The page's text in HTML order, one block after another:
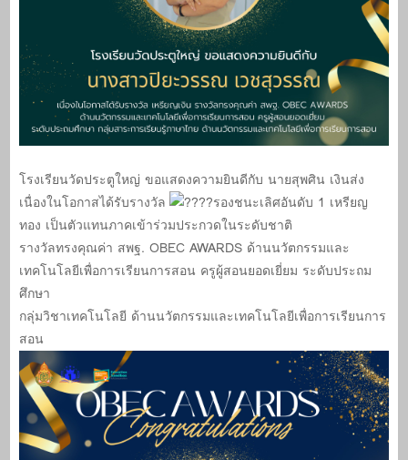
โรงเรียนวัดประตูใหญ่ ขอแสดงความยินดีกับ นายสุพศิน เงินส่ง
เนื่องในโอกาสได้รับรางวัล
รองชนะเลิศอันดับ 1 เหรียญ
ทอง เป็นตัวแทนภาคเข้าร่วมประกวดในระดับชาติ
รางวัลทรงคุณค่า สพฐ. OBEC AWARDS ด้านนวัตกรรมและ
เทคโนโลยีเพื่อการเรียนการสอน ครูผู้สอนยอดเยี่ยม ระดับประถม
ศึกษา
กลุ่มวิชาเทคโนโลยี ด้านนวัตกรรมและเทคโนโลยีเพื่อการเรียนการ
สอน